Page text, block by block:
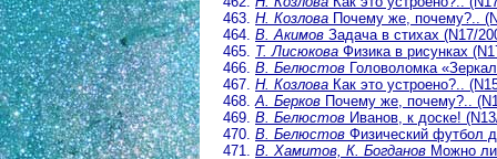
Н. Козлова Почему же, почему?..
В. Акимов Задача в стихах (N17/
Т. Лисюкова Физика в рисунках
В. Белюстов Головоломка
Н. Козлова Как это устроено?..
А. Берков Почему же, почему?..
В. Белюстов Иванов, к доске!
В. Белюстов Физический футбол
В. Хамитов, К. Богданов Можно